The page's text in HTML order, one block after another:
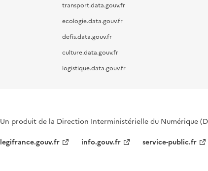
transport.data.gouv.fr
ecologie.data.gouv.fr
defis.data.gouv.fr
culture.data.gouv.fr
logistique.data.gouv.fr
Un produit de la Direction Interministérielle du Numérique
legifrance.gouv.fr
info.gouv.fr service-public.fr